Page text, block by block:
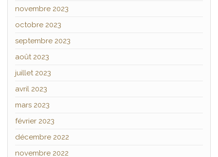
novembre 2023
octobre 2023
septembre 2023
août 2023
juillet 2023
avril 2023
mars 2023
février 2023
décembre 2022
novembre 2022